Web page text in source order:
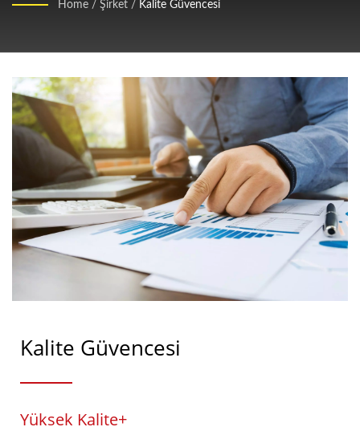
oranına sahip yapısal kablolama ürünleri sağlar.
Home / Şirket / Kalite Güvencesi
Kalite Güvencesi
Yüksek Kalite+